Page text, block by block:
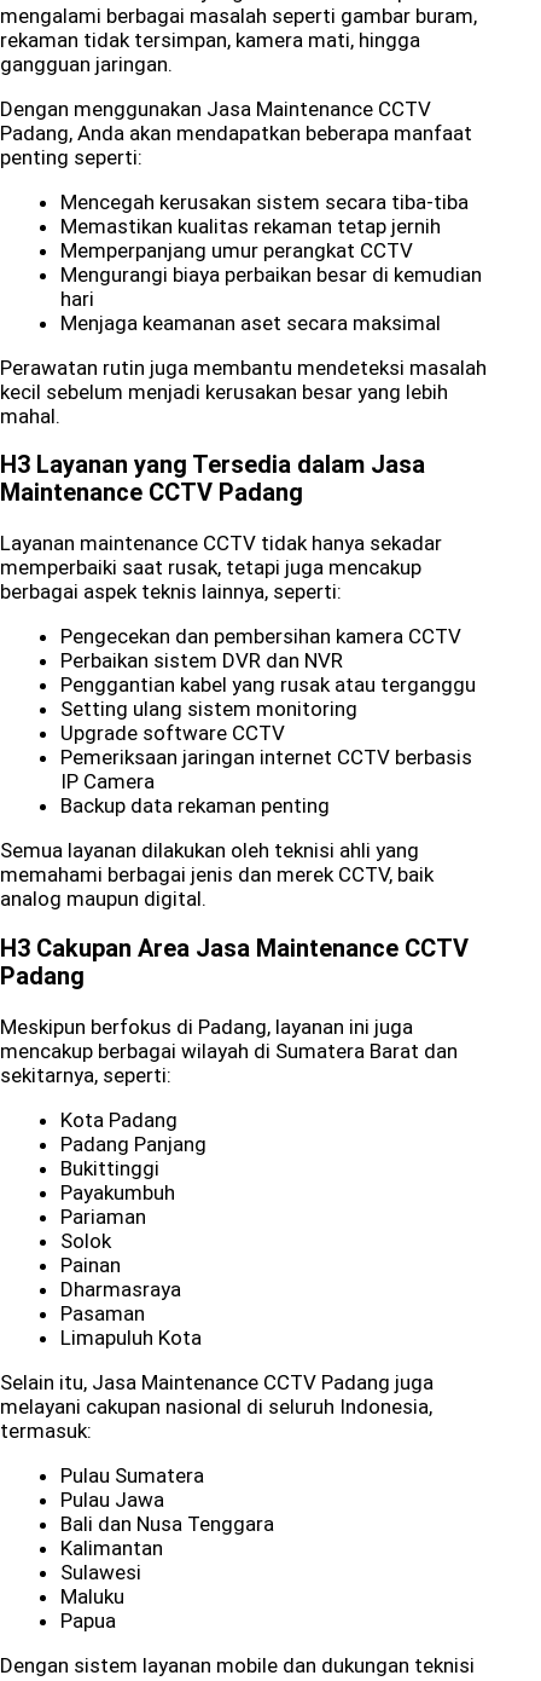
mengalami berbagai masalah seperti gambar buram,
rekaman tidak tersimpan, kamera mati, hingga
gangguan jaringan.
Dengan menggunakan Jasa Maintenance CCTV
Padang, Anda akan mendapatkan beberapa manfaat
penting seperti:
Mencegah kerusakan sistem secara tiba-tiba
Memastikan kualitas rekaman tetap jernih
Memperpanjang umur perangkat CCTV
Mengurangi biaya perbaikan besar di kemudian
hari
Menjaga keamanan aset secara maksimal
Perawatan rutin juga membantu mendeteksi masalah
kecil sebelum menjadi kerusakan besar yang lebih
mahal.
H3 Layanan yang Tersedia dalam Jasa
Maintenance CCTV Padang
Layanan maintenance CCTV tidak hanya sekadar
memperbaiki saat rusak, tetapi juga mencakup
berbagai aspek teknis lainnya, seperti:
Pengecekan dan pembersihan kamera CCTV
Perbaikan sistem DVR dan NVR
Penggantian kabel yang rusak atau terganggu
Setting ulang sistem monitoring
Upgrade software CCTV
Pemeriksaan jaringan internet CCTV berbasis
IP Camera
Backup data rekaman penting
Semua layanan dilakukan oleh teknisi ahli yang
memahami berbagai jenis dan merek CCTV, baik
analog maupun digital.
H3 Cakupan Area Jasa Maintenance CCTV
Padang
Meskipun berfokus di Padang, layanan ini juga
mencakup berbagai wilayah di Sumatera Barat dan
sekitarnya, seperti:
Kota Padang
Padang Panjang
Bukittinggi
Payakumbuh
Pariaman
Solok
Painan
Dharmasraya
Pasaman
Limapuluh Kota
Selain itu, Jasa Maintenance CCTV Padang juga
melayani cakupan nasional di seluruh Indonesia,
termasuk:
Pulau Sumatera
Pulau Jawa
Bali dan Nusa Tenggara
Kalimantan
Sulawesi
Maluku
Papua
Dengan sistem layanan mobile dan dukungan teknisi